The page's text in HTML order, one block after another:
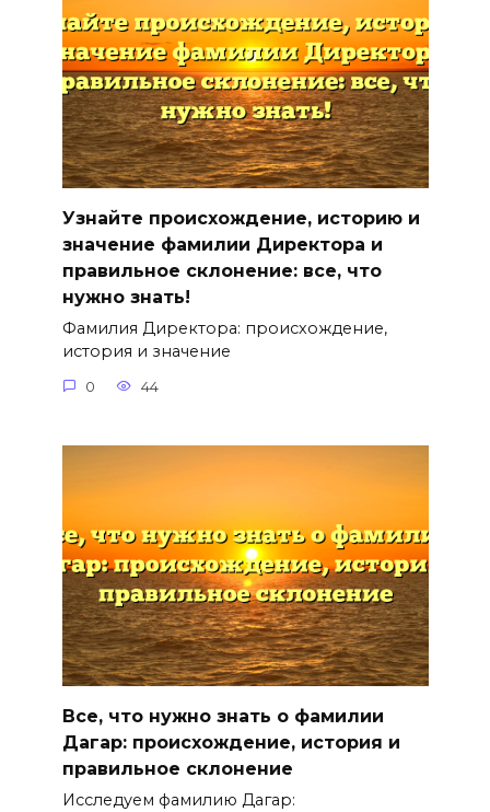
Узнайте происхождение, историю и
значение фамилии Директора и
правильное склонение: все, что
нужно знать!
Фамилия Директора: происхождение,
история и значение
0 44
Все, что нужно знать о фамилии
Дагар: происхождение, история и
правильное склонение
Исследуем фамилию Дагар: